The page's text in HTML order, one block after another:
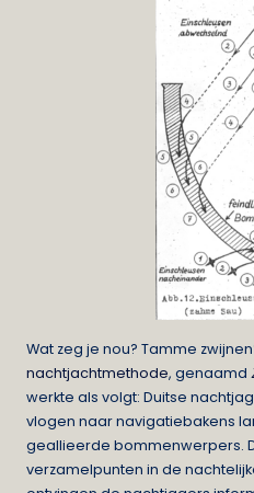
Wat zeg je nou? Tamme
nachtjachtmethode, genaamd
werkte als volgt: Duitse
vlogen naar navigatiebakens
geallieerde bommenwerpers.
verzamelpunten in de